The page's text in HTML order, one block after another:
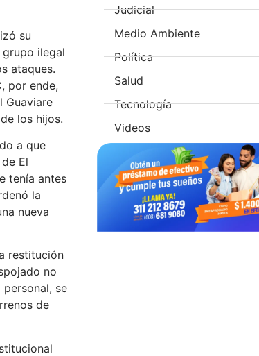
su
grupo ilegal
ataques.
por ende,
Guaviare
los hijos.
a que
El
tenía antes
la
nueva
restitución
no
se
de
Judicial
Medio Ambiente
Política
Salud
Tecnología
Videos